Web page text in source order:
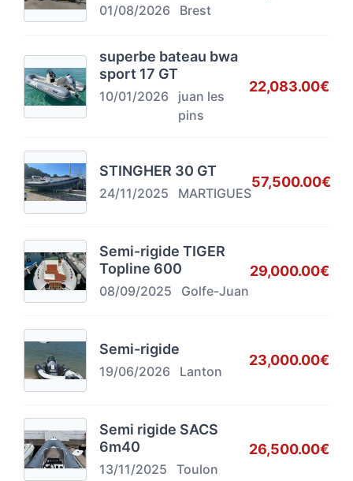
01/08/2026 Brest
superbe bateau bwa
sport 17 GT
10/01/2026
juan les
pins
22,083.00€
STINGHER 30 GT
24/11/2025 MARTIGUES
57,500.00€
Semi-rigide TIGER
Topline 600
08/09/2025 Golfe-Juan
29,000.00€
Semi-rigide
19/06/2026 Lanton
23,000.00€
Semi rigide SACS
6m40
13/11/2025 Toulon
26,500.00€